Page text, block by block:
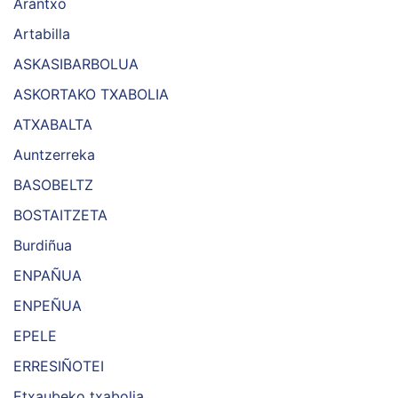
Arantxo
Artabilla
ASKASIBARBOLUA
ASKORTAKO TXABOLIA
ATXABALTA
Auntzerreka
BASOBELTZ
BOSTAITZETA
Burdiñua
ENPAÑUA
ENPEÑUA
EPELE
ERRESIÑOTEI